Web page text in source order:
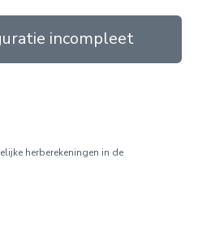
gewenste
winkelmand
herberekeningen in de